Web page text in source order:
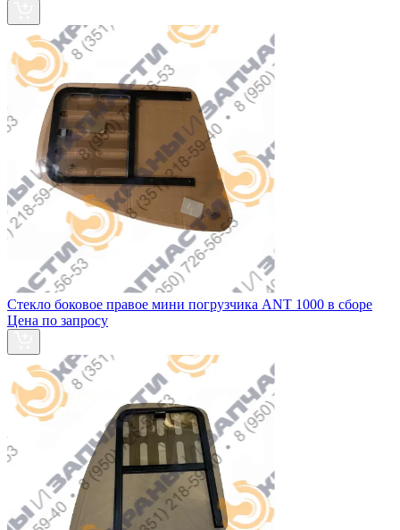
Стекло боковое правое мини погрузчика ANT 1000 в сборе
Цена по запросу